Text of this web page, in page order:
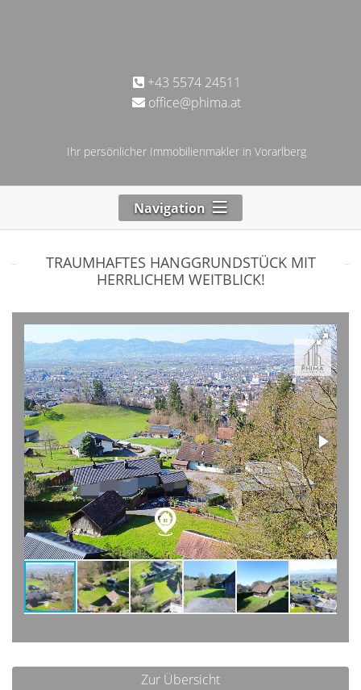
+43 5574 24511
office@phima.at
Ihr persönlicher Immobilienmakler in Vorarlberg
Navigation
TRAUMHAFTES HANGGRUNDSTÜCK MIT
HERRLICHEM WEITBLICK!
Zur Übersicht